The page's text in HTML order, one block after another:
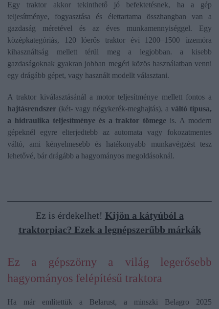
Egy traktor akkor tekinthető jó befektetésnek, ha a gép
teljesítménye, fogyasztása és élettartama összhangban van a
gazdaság méretével és az éves munkamennyiséggel. Egy
középkategóriás, 120 lóerős traktor évi 1200–1500 üzemóra
kihasználtság mellett térül meg a legjobban. a kisebb
gazdaságoknak gyakran jobban megéri közös használatban venni
egy drágább gépet, vagy használt modellt választani.
A traktor kiválasztásánál a motor teljesítménye mellett fontos a
hajtásrendszer (két- vagy négykerék-meghajtás), a váltó típusa,
a hidraulika teljesítménye és a traktor tömege is. A modern
gépeknél egyre elterjedtebb az automata vagy fokozatmentes
váltó, ami kényelmesebb és hatékonyabb munkavégzést tesz
lehetővé, bár drágább a hagyományos megoldásoknál.
Ez is érdekelhet! Kijön a kátyúból a
traktorpiac? Ezek a legnépszerűbb márkák
Ez a gépszörny a világ legerősebb
hagyományos felépítésű traktora
Ha már említettük a Belarust, a minszki Belagro 2025